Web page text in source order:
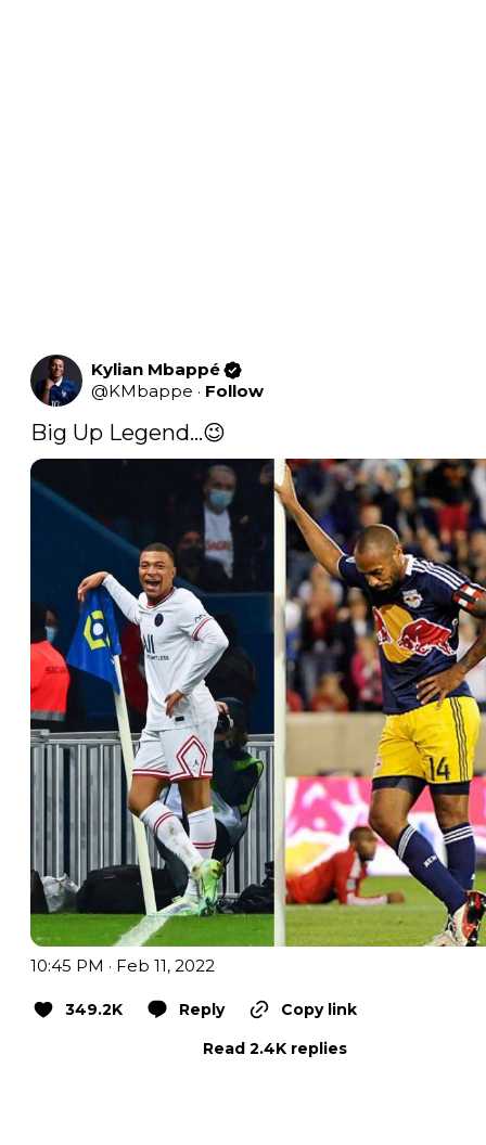
Kylian Mbappé
@KMbappe · Follow
Big Up Legend…😉
10:45 PM · Feb 11, 2022
349.2K Reply
Copy link
Read 2.4K replies